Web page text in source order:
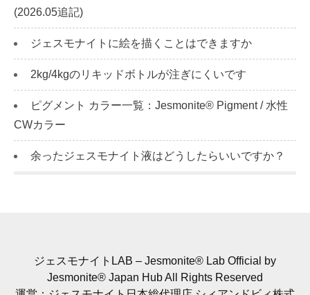
(2026.05追記)
ジェスモナイトに絵を描くことはできますか
2kg/4kgのリキッドボトルが注ぎにくいです
ピグメント カラー一覧：Jesmonite® Pigment / 水性
CWカラー
余ったジェスモナイト液はどうしたらいいですか？
ジェスモナイトLAB – Jesmonite® Lab Official by
Jesmonite® Japan Hub All Rights Reserved